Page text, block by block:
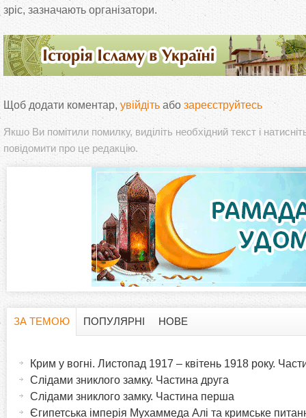
зріс, зазначають організатори.
Щоб додати коментар,увійдіть або зареєструйтесь
Якшо Ви помітили помилку, виділіть необхідний текст і
повідомити про це редакцію.
ЗА ТЕМОЮ
ПОПУЛЯРНІ НОВЕ
Крим у вогні. Листопад 1917 – квітень 1918 року.
Слідами зниклого замку. Частина друга
Слідами зниклого замку. Частина перша
Єгипетська імперія Мухаммеда Алі та кримське